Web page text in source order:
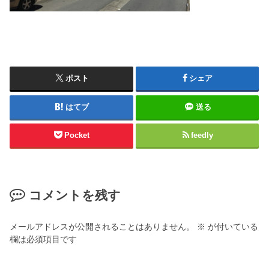
ポスト シェア
はてブ 送る
Pocket feedly
コメントを残す
メールアドレスが公開されることはありません。 ※ が付いている
欄は必須項目です